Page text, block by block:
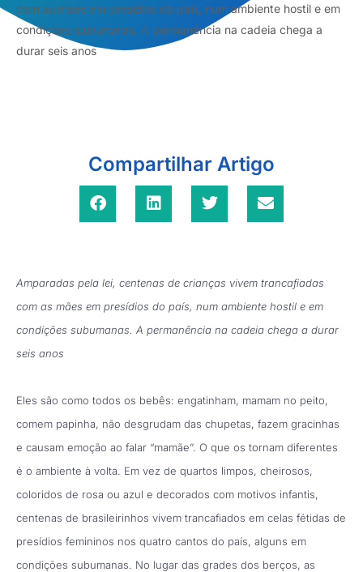
com as mães em presídios do país, num ambiente hostil e em
condições subumanas. A permanência na cadeia chega a
durar seis anos
Compartilhar Artigo
Amparadas pela lei, centenas de crianças vivem trancafiadas
com as mães em presídios do país, num ambiente hostil e em
condições subumanas. A permanência na cadeia chega a durar
seis anos
Eles são como todos os bebês: engatinham, mamam no peito,
comem papinha, não desgrudam das chupetas, fazem gracinhas
e causam emoção ao falar “mamãe”. O que os tornam diferentes
é o ambiente à volta. Em vez de quartos limpos, cheirosos,
coloridos de rosa ou azul e decorados com motivos infantis,
centenas de brasileirinhos vivem trancafiados em celas fétidas de
presídios femininos nos quatro cantos do país, alguns em
condições subumanas. No lugar das grades dos berços, as